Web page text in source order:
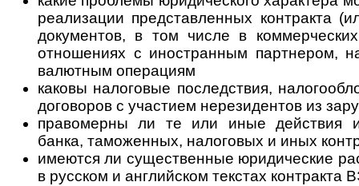
реализации представленных контракта
документов, в том числе в
отношениях с иностранным партнером,
валютным операциям
каковы налоговые последствия,
договоров с участием нерезидентов из
правомерны ли те или иные действия
банка, таможенных, налоговых и иных
имеются ли существенные юридические
в русском и английском текстах